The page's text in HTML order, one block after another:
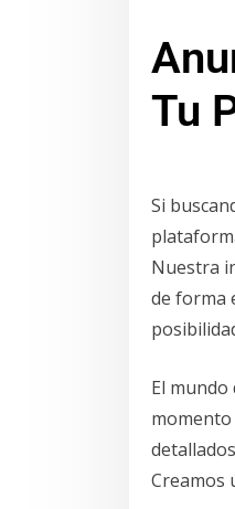
Tu
Si
Nuestra
de forma
El
Creamos